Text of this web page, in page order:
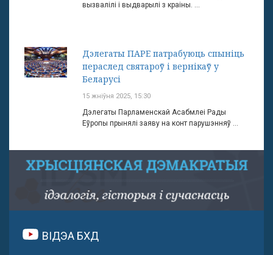
вызвалілі і выдварылі з краіны. ...
Дэлегаты ПАРЕ патрабуюць спыніць
пераслед святароў і вернікаў у
Беларусі
15 жніўня 2025, 15:30
Дэлегаты Парламенскай Асабмлеі Рады
Еўропы прынялі заяву на конт парушэнняў ...
ВІДЭА БХД